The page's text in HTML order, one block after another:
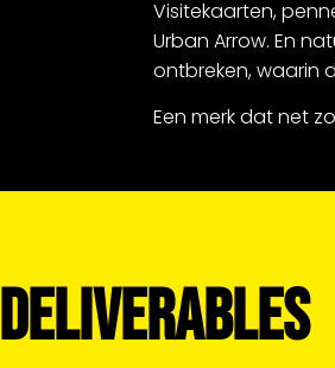
Visitekaarten,
Urban Arrow. En
ontbreken, waarin
Een merk dat net
DELIVERABLES